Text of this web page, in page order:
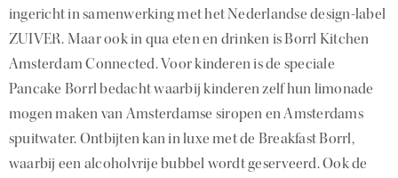
ingericht in samenwerking met het Nederlandse design-label
ZUIVER. Maar ook in qua eten en drinken is Borrl Kitchen
Amsterdam Connected. Voor kinderen is de speciale
Pancake Borrl bedacht waarbij kinderen zelf hun limonade
mogen maken van Amsterdamse siropen en Amsterdams
spuitwater. Ontbijten kan in luxe met de Breakfast Borrl,
waarbij een alcoholvrije bubbel wordt geserveerd. Ook de